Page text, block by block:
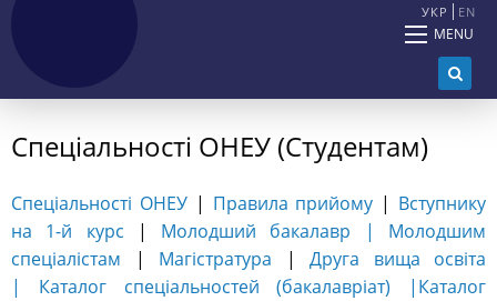
УКР EN
MENU
Спеціальності ОНЕУ (Студентам)
Спеціальності ОНЕУ| Правила прийому | Вступнику
на 1-й курс | Молодший бакалавр |
Молодшим
спеціалістам | Магістратура | Друга вища освіта
|
Каталог спеціальностей (бакалавріат) | Каталог